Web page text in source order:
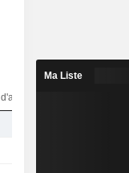
d'analystes
Ma Liste